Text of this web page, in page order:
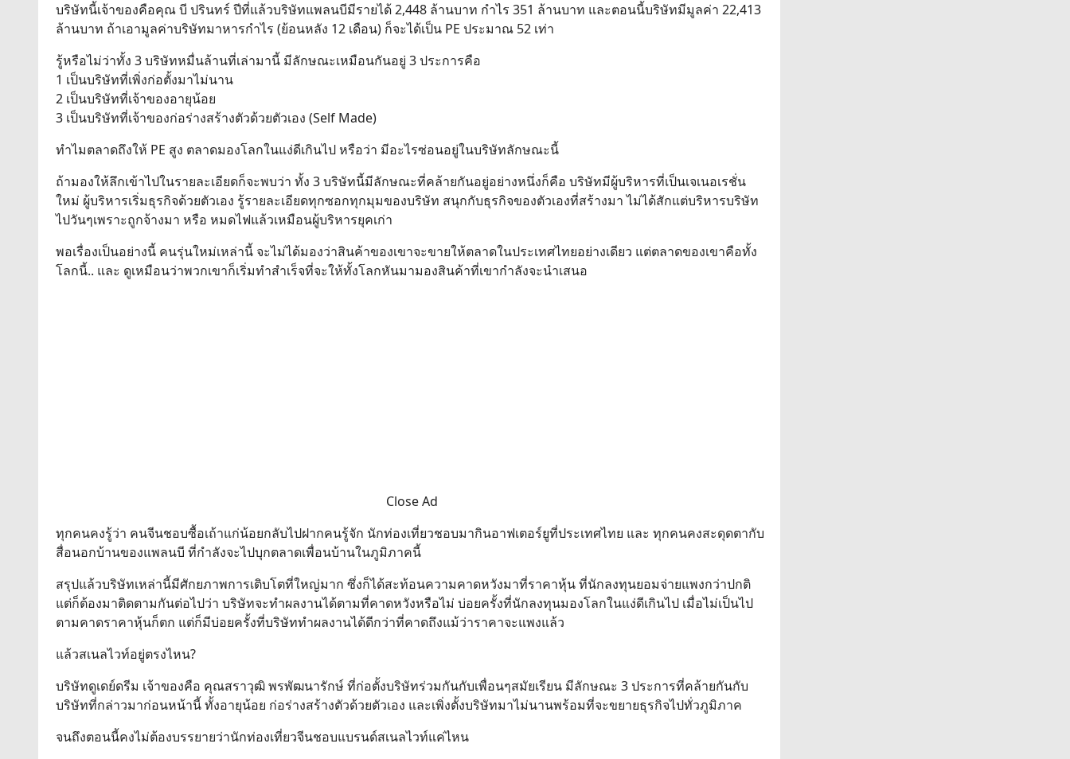
บริษัทนี้เจ้าของคือคุณ บี ปรินทร์ ปีที่แล้วบริษัทแพลนบีมีรายได้ 2,448 ล้านบาท กำไร 351 ล้านบาท และตอนนี้บริษัทมีมูลค่า 22,413
ล้านบาท ถ้าเอามูลค่าบริษัทมาหารกำไร (ย้อนหลัง 12 เดือน) ก็จะได้เป็น PE ประมาณ 52 เท่า
รู้หรือไม่ว่าทั้ง 3 บริษัทหมื่นล้านที่เล่ามานี้ มีลักษณะเหมือนกันอยู่ 3 ประการคือ
1 เป็นบริษัทที่เพิ่งก่อตั้งมาไม่นาน
2 เป็นบริษัทที่เจ้าของอายุน้อย
3 เป็นบริษัทที่เจ้าของก่อร่างสร้างตัวด้วยตัวเอง (Self Made)
ทำไมตลาดถึงให้ PE สูง ตลาดมองโลกในแง่ดีเกินไป หรือว่า มีอะไรซ่อนอยู่ในบริษัทลักษณะนี้
ถ้ามองให้ลึกเข้าไปในรายละเอียดก็จะพบว่า ทั้ง 3 บริษัทนี้มีลักษณะที่คล้ายกันอยู่อย่างหนึ่งก็คือ บริษัทมีผู้บริหารที่เป็นเจเนอเรชั่น
ใหม่ ผู้บริหารเริ่มธุรกิจด้วยตัวเอง รู้รายละเอียดทุกซอกทุกมุมของบริษัท สนุกกับธุรกิจของตัวเองที่สร้างมา ไม่ได้สักแต่บริหารบริษัท
ไปวันๆเพราะถูกจ้างมา หรือ หมดไฟแล้วเหมือนผู้บริหารยุคเก่า
พอเรื่องเป็นอย่างนี้ คนรุ่นใหม่เหล่านี้ จะไม่ได้มองว่าสินค้าของเขาจะขายให้ตลาดในประเทศไทยอย่างเดียว แต่ตลาดของเขาคือทั้ง
โลกนี้.. และ ดูเหมือนว่าพวกเขาก็เริ่มทำสำเร็จที่จะให้ทั้งโลกหันมามองสินค้าที่เขากำลังจะนำเสนอ
Close Ad
ทุกคนคงรู้ว่า คนจีนชอบซื้อเถ้าแก่น้อยกลับไปฝากคนรู้จัก นักท่องเที่ยวชอบมากินอาฟเตอร์ยูที่ประเทศไทย และ ทุกคนคงสะดุดตากับ
สื่อนอกบ้านของแพลนบี ที่กำลังจะไปบุกตลาดเพื่อนบ้านในภูมิภาคนี้
สรุปแล้วบริษัทเหล่านี้มีศักยภาพการเติบโตที่ใหญ่มาก ซึ่งก็ได้สะท้อนความคาดหวังมาที่ราคาหุ้น ที่นักลงทุนยอมจ่ายแพงกว่าปกติ
แต่ก็ต้องมาติดตามกันต่อไปว่า บริษัทจะทำผลงานได้ตามที่คาดหวังหรือไม่ บ่อยครั้งที่นักลงทุนมองโลกในแง่ดีเกินไป เมื่อไม่เป็นไป
ตามคาดราคาหุ้นก็ตก แต่ก็มีบ่อยครั้งที่บริษัททำผลงานได้ดีกว่าที่คาดถึงแม้ว่าราคาจะแพงแล้ว
แล้วสเนลไวท์อยู่ตรงไหน?
บริษัทดูเดย์ดรีม เจ้าของคือ คุณสราวุฒิ พรพัฒนารักษ์ ที่ก่อตั้งบริษัทร่วมกันกับเพื่อนๆสมัยเรียน มีลักษณะ 3 ประการที่คล้ายกันกับ
บริษัทที่กล่าวมาก่อนหน้านี้ ทั้งอายุน้อย ก่อร่างสร้างตัวด้วยตัวเอง และเพิ่งตั้งบริษัทมาไม่นานพร้อมที่จะขยายธุรกิจไปทั่วภูมิภาค
จนถึงตอนนี้คงไม่ต้องบรรยายว่านักท่องเที่ยวจีนชอบแบรนด์สเนลไวท์แค่ไหน